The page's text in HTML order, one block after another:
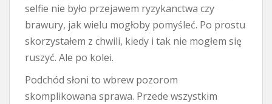
selfie nie było przejawem ryzykanctwa czy
brawury, jak wielu mogłoby pomyśleć. Po prostu
skorzystałem z chwili, kiedy i tak nie mogłem się
ruszyć. Ale po kolei.
Podchód słoni to wbrew pozorom
skomplikowana sprawa. Przede wszystkim